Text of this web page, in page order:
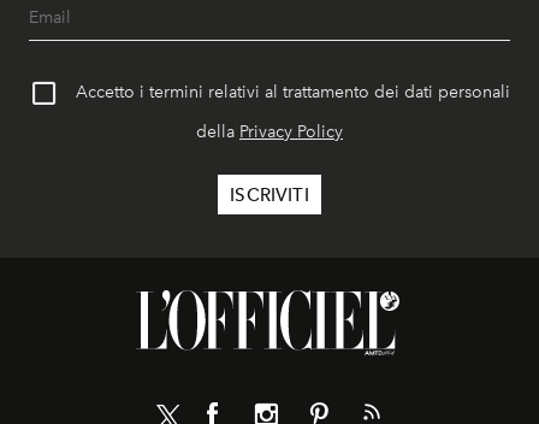
Accetto i termini relativi al trattamento dei dati personali
della Privacy Policy